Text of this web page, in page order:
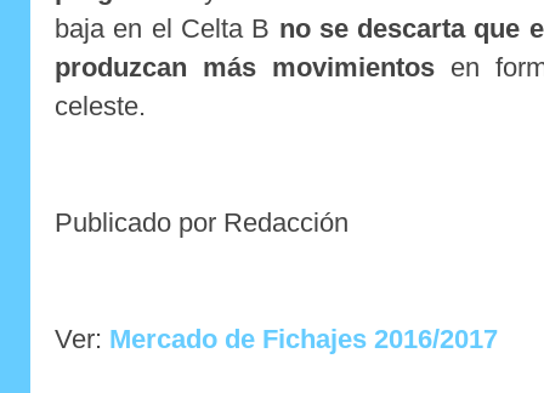
baja en el Celta B no se descarta que
produzcan más movimientos en
celeste.
Publicado por Redacción
Ver: Mercado de Fichajes 2016/2017